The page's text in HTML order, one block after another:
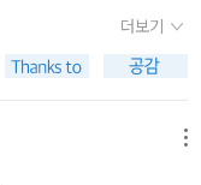
벌)#BeaFrien
리드 할머니의 밤》
옮김, 시공주니어, 19
#CheliDurnRyan #
·강전희 그림, 진선출
작되었‘다고 한다. 크리
이 나오는 동화를 읽어
었다고 해도 과장이 아
이었다. 나에게는 그
전래동화 시리즈가 전
맛있을 것 같던지, '나
가에 관심을 갖고 읽
렌의 위대함을 알게 된
인이 되었다. 그러니
트리드
나온 책은 유아용 그
목에 같은 저자인 왼
은 같지만, 출판사
더보기